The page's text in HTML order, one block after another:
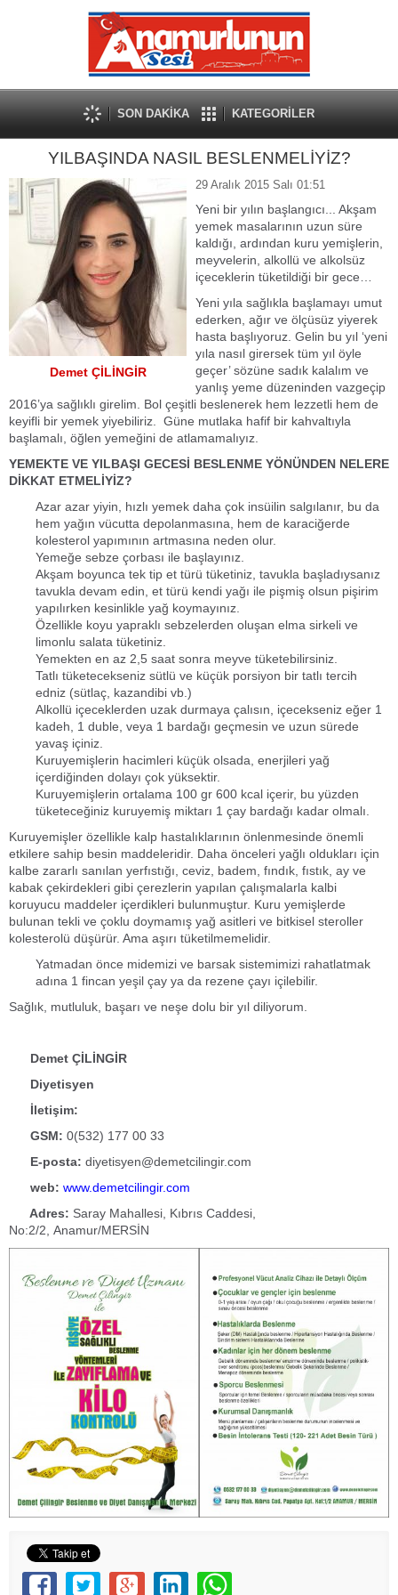
SON DAKİKA KATEGORİLER
YILBAŞINDA NASIL BESLENMELİYİZ?
Demet ÇİLİNGİR
29 Aralık 2015 Salı 01:51
Yeni bir yılın başlangıcı... Akşam
yemek masalarının uzun süre
kaldığı, ardından kuru yemişlerin,
meyvelerin, alkollü ve alkolsüz
içeceklerin tüketildiği bir gece…
Yeni yıla sağlıkla başlamayı umut
ederken, ağır ve ölçüsüz yiyerek
hasta başlıyoruz. Gelin bu yıl ‘yeni
yıla nasıl girersek tüm yıl öyle
geçer’ sözüne sadık kalalım ve
yanlış yeme düzeninden vazgeçip
2016’ya sağlıklı girelim. Bol çeşitli beslenerek hem lezzetli hem de
keyifli bir yemek yiyebiliriz. Güne mutlaka hafif bir kahvaltıyla
başlamalı, öğlen yemeğini de atlamamalıyız.
YEMEKTE VE YILBAŞI GECESİ BESLENME YÖNÜNDEN NELERE
DİKKAT ETMELİYİZ?
Azar azar yiyin, hızlı yemek daha çok insüilin salgılanır, bu da
hem yağın vücutta depolanmasına, hem de karaciğerde
kolesterol yapımının artmasına neden olur.
Yemeğe sebze çorbası ile başlayınız.
Akşam boyunca tek tip et türü tüketiniz, tavukla başladıysanız
tavukla devam edin, et türü kendi yağı ile pişmiş olsun pişirim
yapılırken kesinlikle yağ koymayınız.
Özellikle koyu yapraklı sebzelerden oluşan elma sirkeli ve
limonlu salata tüketiniz.
Yemekten en az 2,5 saat sonra meyve tüketebilirsiniz.
Tatlı tüketecekseniz sütlü ve küçük porsiyon bir tatlı tercih
edniz (sütlaç, kazandibi vb.)
Alkollü içeceklerden uzak durmaya çalısın, içecekseniz eğer 1
kadeh, 1 duble, veya 1 bardağı geçmesin ve uzun sürede
yavaş içiniz.
Kuruyemişlerin hacimleri küçük olsada, enerjileri yağ
içerdiğinden dolayı çok yüksektir.
Kuruyemişlerin ortalama 100 gr 600 kcal içerir, bu yüzden
tüketeceğiniz kuruyemiş miktarı 1 çay bardağı kadar olmalı.
Kuruyemişler özellikle kalp hastalıklarının önlenmesinde önemli
etkilere sahip besin maddeleridir. Daha önceleri yağlı oldukları için
kalbe zararlı sanılan yerfıstığı, ceviz, badem, fındık, fıstık, ay ve
kabak çekirdekleri gibi çerezlerin yapılan çalışmalarla kalbi
koruyucu maddeler içerdikleri bulunmuştur. Kuru yemişlerde
bulunan tekli ve çoklu doymamış yağ asitleri ve bitkisel steroller
kolesterolü düşürür. Ama aşırı tüketilmemelidir.
Yatmadan önce midemizi ve barsak sistemimizi rahatlatmak
adına 1 fincan yeşil çay ya da rezene çayı içilebilir.
Sağlık, mutluluk, başarı ve neşe dolu bir yıl diliyorum.
Demet ÇİLİNGİR
Diyetisyen
İletişim:
GSM: 0(532) 177 00 33
E-posta: diyetisyen@demetcilingir.com
web: www.demetcilingir.com
Adres: Saray Mahallesi, Kıbrıs Caddesi,
No:2/2, Anamur/MERSİN